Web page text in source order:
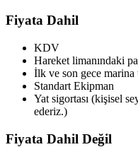
Fiyata Dahil
KDV
Hareket limanındaki
İlk ve son gece marina
Standart Ekipman
Yat sigortası (kişisel
ederiz.)
Fiyata Dahil Değil